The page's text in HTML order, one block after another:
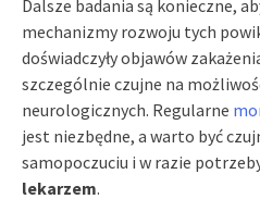
Dalsze badania są konieczne,
mechanizmy rozwoju tych
doświadczyły objawów
szczególnie czujne na
neurologicznych. Regularne
jest niezbędne, a warto być
samopoczuciu i w razie
lekarzem.